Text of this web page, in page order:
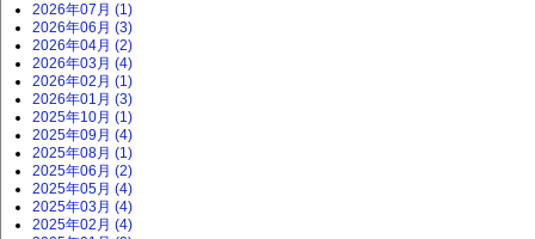
2026年07月 (1)
2026年06月 (3)
2026年04月 (2)
2026年03月 (4)
2026年02月 (1)
2026年01月 (3)
2025年10月 (1)
2025年09月 (4)
2025年08月 (1)
2025年06月 (2)
2025年05月 (4)
2025年03月 (4)
2025年02月 (4)